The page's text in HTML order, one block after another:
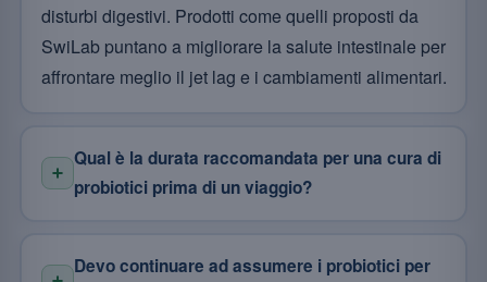
disturbi digestivi. Prodotti come quelli proposti da
SwiLab puntano a migliorare la salute intestinale per
affrontare meglio il jet lag e i cambiamenti alimentari.
Qual è la durata raccomandata per una cura di
probiotici prima di un viaggio?
Devo continuare ad assumere i probiotici per